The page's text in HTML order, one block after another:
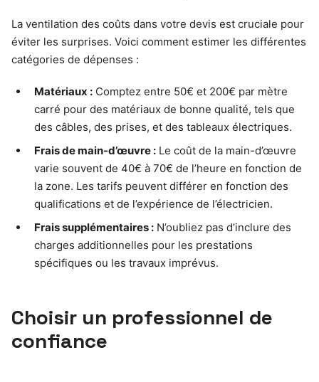
La ventilation des coûts dans votre devis est cruciale pour
éviter les surprises. Voici comment estimer les différentes
catégories de dépenses :
Matériaux : Comptez entre 50€ et 200€ par mètre
carré pour des matériaux de bonne qualité, tels que
des câbles, des prises, et des tableaux électriques.
Frais de main-d’œuvre : Le coût de la main-d’œuvre
varie souvent de 40€ à 70€ de l’heure en fonction de
la zone. Les tarifs peuvent différer en fonction des
qualifications et de l’expérience de l’électricien.
Frais supplémentaires : N’oubliez pas d’inclure des
charges additionnelles pour les prestations
spécifiques ou les travaux imprévus.
Choisir un professionnel de
confiance